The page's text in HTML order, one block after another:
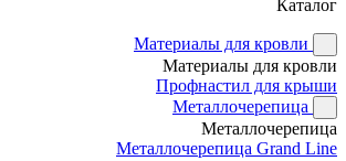
Каталог
Материалы для кровли
Материалы для кровли
Профнастил для крыши
Металлочерепица
Металлочерепица
Металлочерепица Grand Line